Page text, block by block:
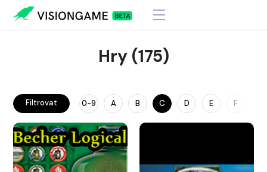
Hry (175)
Filtrovat 0-9 A B C D E F